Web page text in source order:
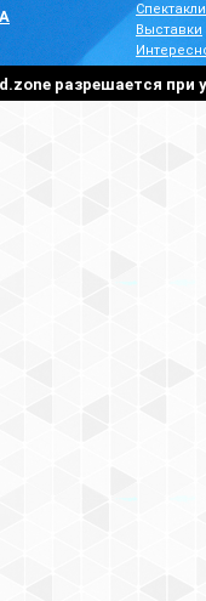
Спектакли
Выставки
разрешается